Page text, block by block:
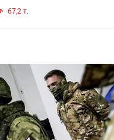
67,2 т.